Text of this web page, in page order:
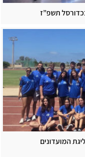
תשפ”ז
המועדונים